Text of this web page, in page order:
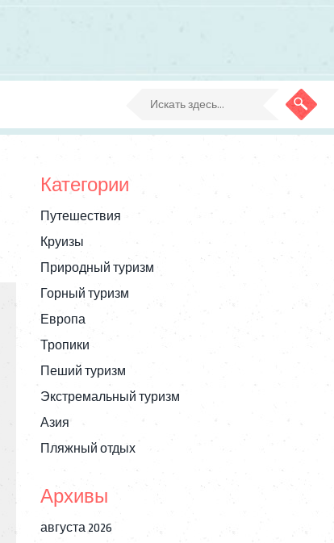
Категории
Путешествия
Круизы
Природный туризм
Горный туризм
Европа
Тропики
Пеший туризм
Экстремальный туризм
Азия
Пляжный отдых
Архивы
августа 2026